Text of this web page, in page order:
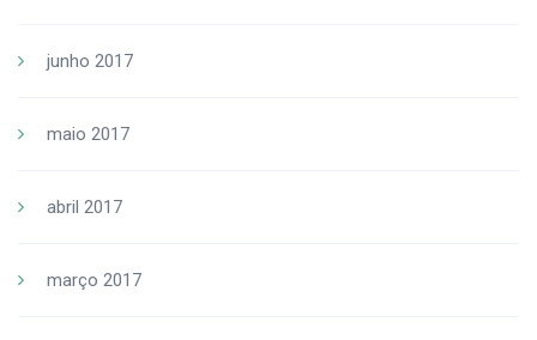
junho 2017
maio 2017
abril 2017
março 2017